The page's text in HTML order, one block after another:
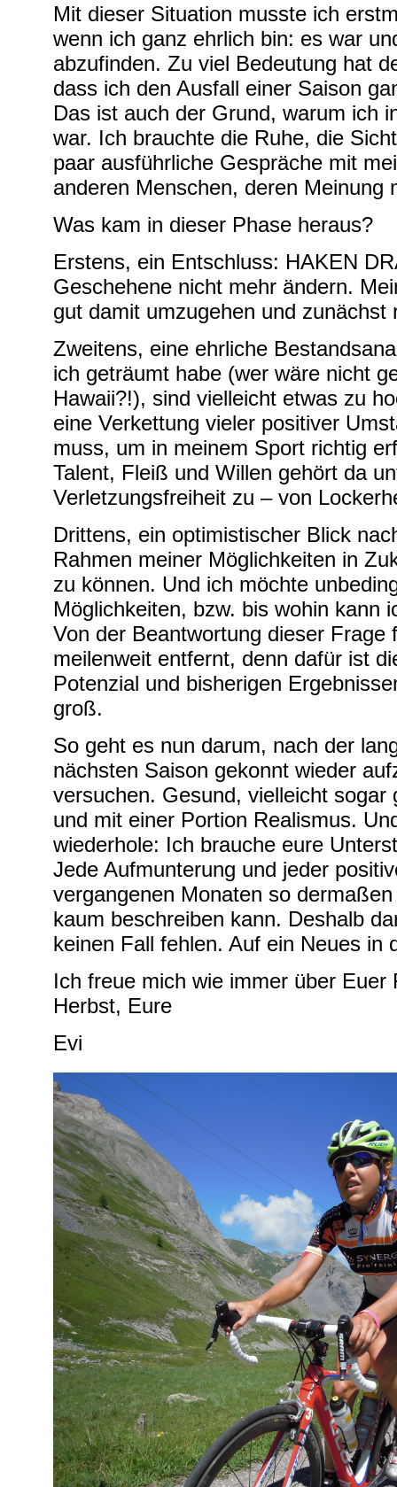
Mit dieser Situation musste ich
wenn ich ganz ehrlich bin: es war
abzufinden. Zu viel Bedeutung hat
dass ich den Ausfall einer Saison
Das ist auch der Grund, warum ich
war. Ich brauchte die Ruhe, die
paar ausführliche Gespräche mit
anderen Menschen, deren Meinung
Was kam in dieser Phase heraus?
Erstens, ein Entschluss: HAKEN
Geschehene nicht mehr ändern.
gut damit umzugehen und zunächst
Zweitens, eine ehrliche
ich geträumt habe (wer wäre nicht
Hawaii?!), sind vielleicht etwas zu
eine Verkettung vieler positiver
muss, um in meinem Sport richtig
Talent, Fleiß und Willen gehört da
Verletzungsfreiheit zu – von
Drittens, ein optimistischer Blick
Rahmen meiner Möglichkeiten in
zu können. Und ich möchte
Möglichkeiten, bzw. bis wohin kann
Von der Beantwortung dieser Frage
meilenweit entfernt, denn dafür ist
Potenzial und bisherigen
groß.
So geht es nun darum, nach der
nächsten Saison gekonnt wieder
versuchen. Gesund, vielleicht
und mit einer Portion Realismus.
wiederhole: Ich brauche eure
Jede Aufmunterung und jeder
vergangenen Monaten so
kaum beschreiben kann. Deshalb
keinen Fall fehlen. Auf ein Neues
Ich freue mich wie immer über
Herbst, Eure
Evi